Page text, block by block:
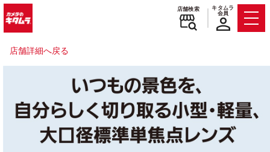
店舗検索
キタムラ
会員
店舗詳細へ戻る